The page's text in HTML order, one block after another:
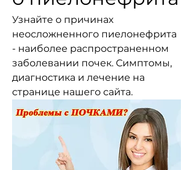
Узнайте о причинах
неосложненного пиелонефрита
- наиболее распространенном
заболевании почек. Симптомы,
диагностика и лечение на
странице нашего сайта.